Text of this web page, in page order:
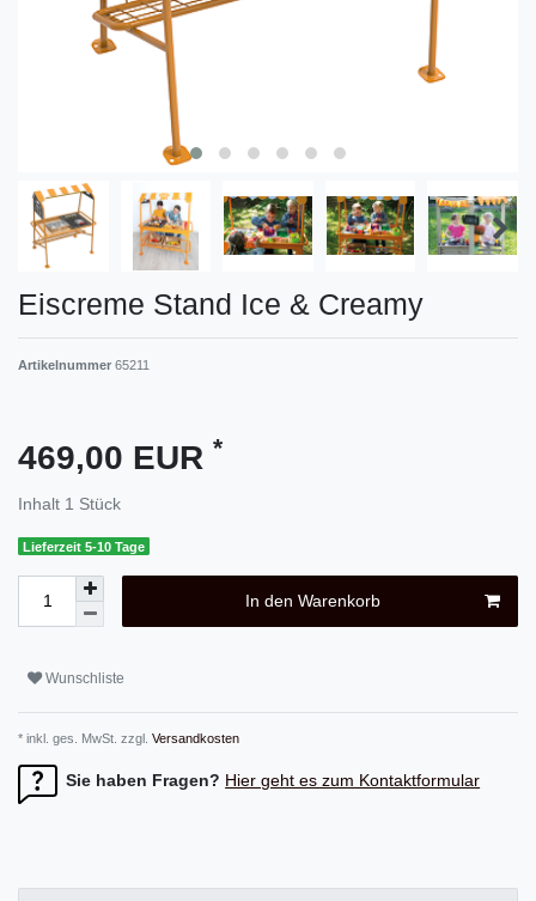
Eiscreme Stand Ice & Creamy
Artikelnummer 65211
469,00 EUR *
Inhalt 1 Stück
Lieferzeit 5-10 Tage
In den Warenkorb
Wunschliste
* inkl. ges. MwSt. zzgl. Versandkosten
Sie haben Fragen? Hier geht es zum Kontaktformular